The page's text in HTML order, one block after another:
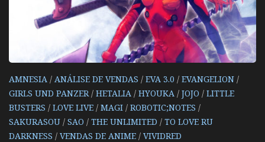
AMNESIA / ANÁLISE DE VENDAS / EVA 3.0 / EVANGELION /
GIRLS UND PANZER / HETALIA / HYOUKA / JOJO / LITTLE
BUSTERS / LOVE LIVE / MAGI / ROBOTIC;NOTES /
SAKURASOU / SAO / THE UNLIMITED / TO LOVE RU
DARKNESS / VENDAS DE ANIME / VIVIDRED